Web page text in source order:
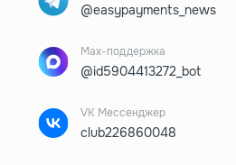
@easypayments_news
Max-поддержка
@id5904413272_bot
VK Мессенджер
club226860048